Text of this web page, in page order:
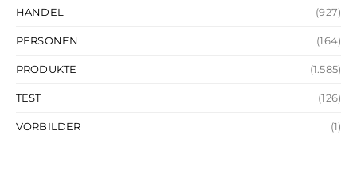
HANDEL (927)
PERSONEN (164)
PRODUKTE (1.585)
TEST (126)
VORBILDER (1)